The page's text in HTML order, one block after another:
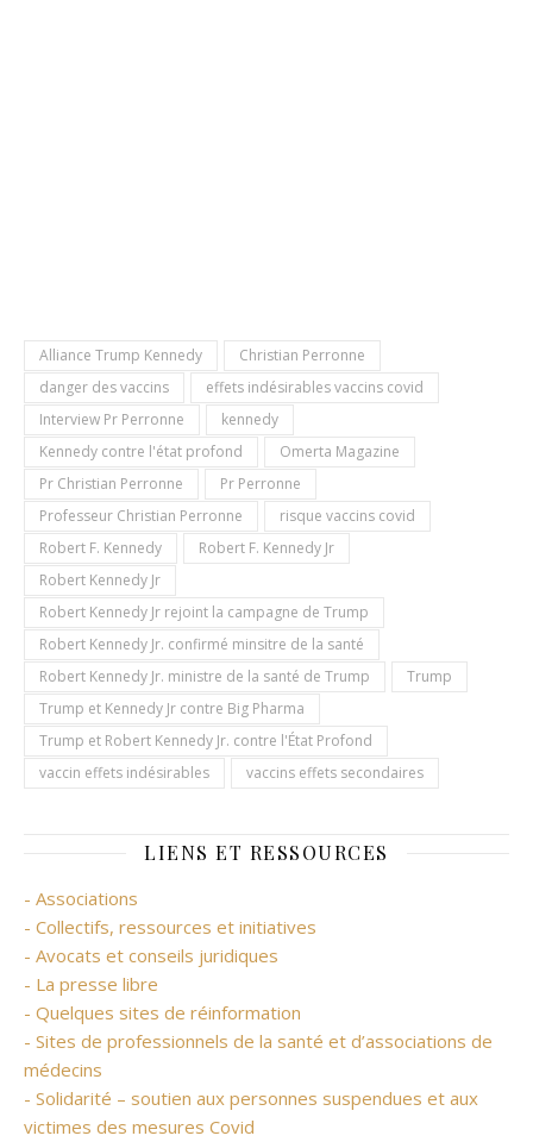
Alliance Trump Kennedy
Christian Perronne
danger des vaccins
effets indésirables vaccins covid
Interview Pr Perronne
kennedy
Kennedy contre l'état profond
Omerta Magazine
Pr Christian Perronne
Pr Perronne
Professeur Christian Perronne
risque vaccins covid
Robert F. Kennedy
Robert F. Kennedy Jr
Robert Kennedy Jr
Robert Kennedy Jr rejoint la campagne de Trump
Robert Kennedy Jr. confirmé minsitre de la santé
Robert Kennedy Jr. ministre de la santé de Trump
Trump
Trump et Kennedy Jr contre Big Pharma
Trump et Robert Kennedy Jr. contre l'État Profond
vaccin effets indésirables
vaccins effets secondaires
LIENS ET RESSOURCES
- Associations
- Collectifs, ressources et initiatives
- Avocats et conseils juridiques
- La presse libre
- Quelques sites de réinformation
- Sites de professionnels de la santé et d’associations de
médecins
- Solidarité – soutien aux personnes suspendues et aux
victimes des mesures Covid